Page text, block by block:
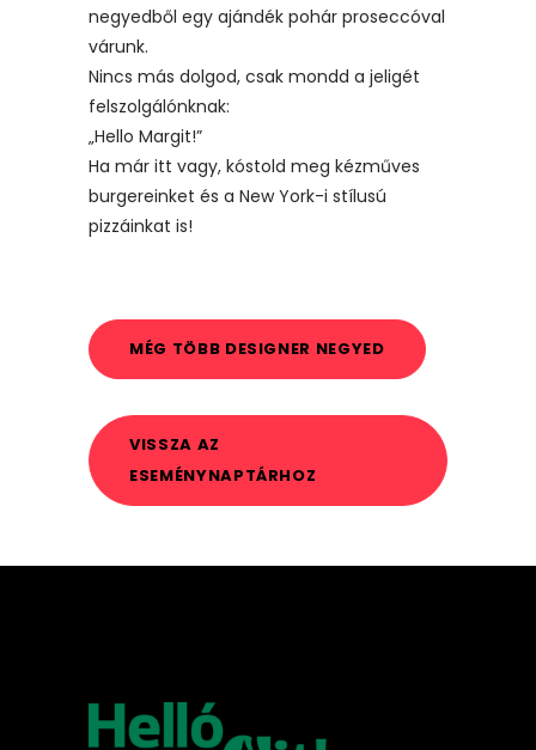
negyedből egy ajándék pohár proseccóval
várunk.
Nincs más dolgod, csak mondd a jeligét
felszolgálónknak:
„Hello Margit!”
Ha már itt vagy, kóstold meg kézműves
burgereinket és a New York-i stílusú
pizzáinkat is!
MÉG TÖBB DESIGNER NEGYED
VISSZA AZ
ESEMÉNYNAPTÁRHOZ